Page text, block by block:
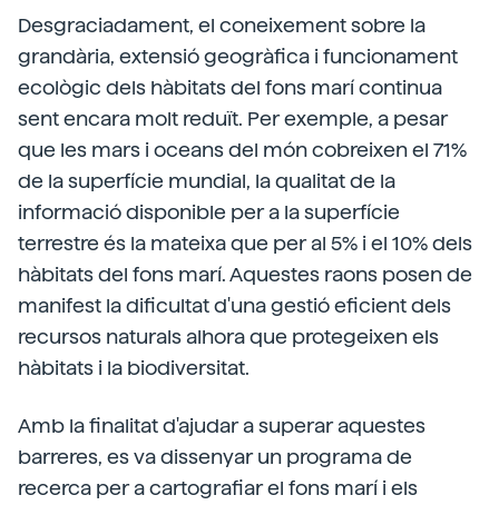
Desgraciadament, el coneixement sobre la
grandària, extensió geogràfica i funcionament
ecològic dels hàbitats del fons marí continua
sent encara molt reduït. Per exemple, a pesar
que les mars i oceans del món cobreixen el 71%
de la superfície mundial, la qualitat de la
informació disponible per a la superfície
terrestre és la mateixa que per al 5% i el 10% dels
hàbitats del fons marí. Aquestes raons posen de
manifest la dificultat d'una gestió eficient dels
recursos naturals alhora que protegeixen els
hàbitats i la biodiversitat.
Amb la finalitat d'ajudar a superar aquestes
barreres, es va dissenyar un programa de
recerca per a cartografiar el fons marí i els